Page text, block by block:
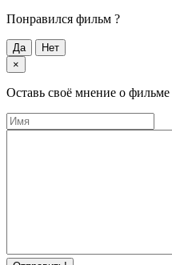
Понравился фильм ?
Да
Нет
×
Оставь своё мнение о фильме